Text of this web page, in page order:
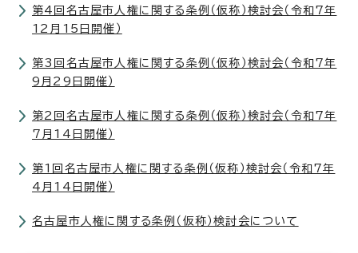
第4回名古屋市人権に関する条例（仮称）検討会（令和7年
12月15日開催）
第3回名古屋市人権に関する条例（仮称）検討会（令和7年
9月29日開催）
第2回名古屋市人権に関する条例（仮称）検討会（令和7年
7月14日開催）
第1回名古屋市人権に関する条例（仮称）検討会（令和7年
4月14日開催）
名古屋市人権に関する条例（仮称）検討会について